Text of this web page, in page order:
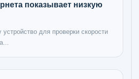
показывает низкую
для проверки скорости